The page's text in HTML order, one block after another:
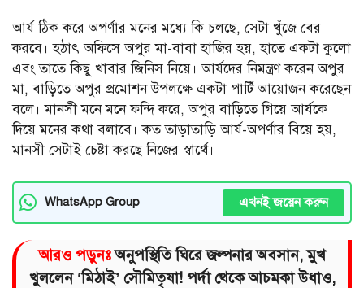
আর্য ঠিক করে অপর্ণার মনের মধ্যে কি চলছে, সেটা খুঁজে বের
করবে। হঠাৎ অফিসে অপুর মা-বাবা হাজির হয়, হাতে একটা কুলো
এবং তাতে কিছু খাবার জিনিস নিয়ে। আর্যদের নিমন্ত্রণ করেন অপুর
মা, বাড়িতে অপুর প্রমোশন উপলক্ষে একটা পার্টি আয়োজন করেছেন
বলে। মানসী মনে মনে ফন্দি করে, অপুর বাড়িতে গিয়ে আর্যকে
দিয়ে মনের কথা বলাবে। কত তাড়াতাড়ি আর্য-অপর্ণার বিয়ে হয়,
মানসী সেটাই চেষ্টা করছে নিজের স্বার্থে।
WhatsApp Group এখনই জয়েন করুন
আরও পড়ুনঃঅনুপস্থিতি ঘিরে জল্পনার অবসান, মুখ
খুললেন ‘মিঠাই’ সৌমিতৃষা! পর্দা থেকে আচমকা উধাও,